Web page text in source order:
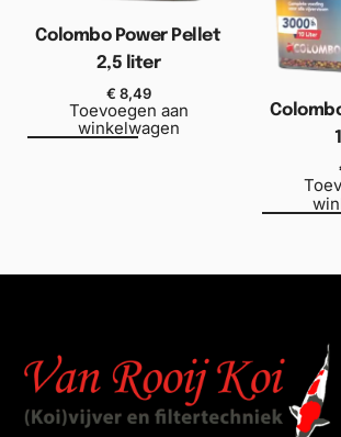
Colombo Power Pellet
2,5 liter
€ 8,49
Toevoegen aan
winkelwagen